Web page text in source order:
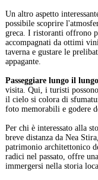
Un altro aspetto
possibile scoprire
greca. I ristoranti offrono
accompagnati da ottimi
taverna e gustare le
appagante.
Passeggiare lungo il
visita. Qui, i turisti
il cielo si colora di
foto memorabili e godere
Per chi è interessato alla
breve distanza da Nea
patrimonio architettonico
radici nel passato, offre
immergersi nella storia